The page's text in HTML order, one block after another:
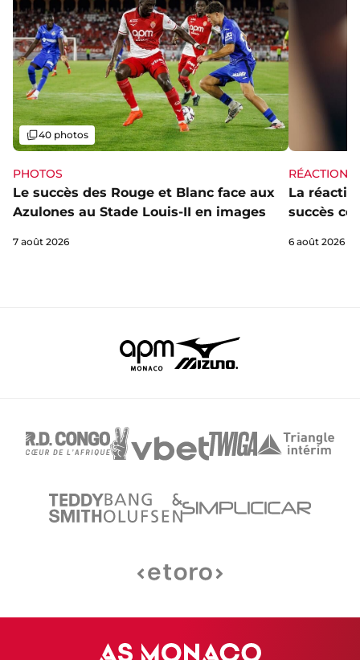
PHOTOS
Le succès des Rouge et Blanc face aux
Azulones au Stade Louis-II en images
Galerie
40 photos
7 août 2026
RÉACTIONS
La
succès
6 août 2026